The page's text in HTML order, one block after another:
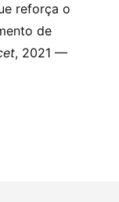
reforça o
de
, 2021 —